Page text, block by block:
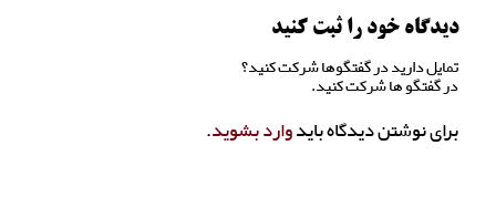
دیدگاه خود را ثبت کنید
تمایل دارید در گفتگوها شرکت کنید؟
در گفتگو ها شرکت کنید.
برای نوشتن دیدگاه بایدوارد بشوید.